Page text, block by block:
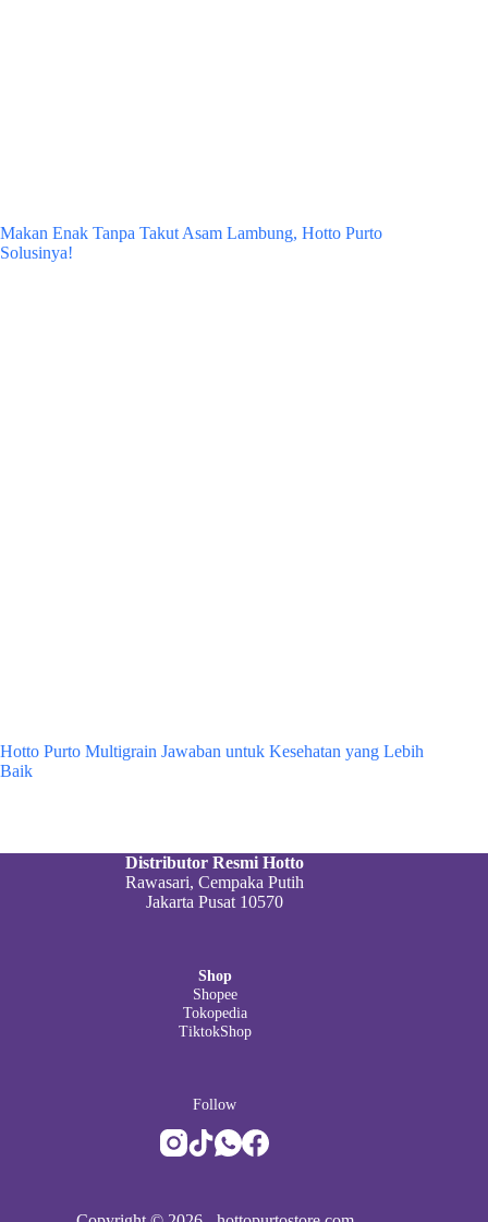
Makan Enak Tanpa Takut Asam Lambung, Hotto Purto
Solusinya!
Hotto Purto Multigrain Jawaban untuk Kesehatan yang Lebih
Baik
Distributor Resmi Hotto
Rawasari, Cempaka Putih
Jakarta Pusat 10570
Shop
Shopee
Tokopedia
TiktokShop
Follow